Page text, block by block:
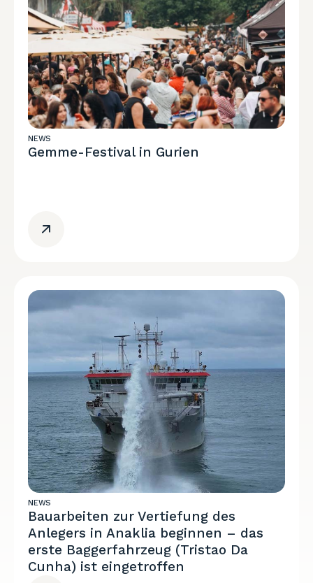
NEWS
Gemme-Festival in Gurien
NEWS
Bauarbeiten zur Vertiefung des
Anlegers in Anaklia beginnen – das
erste Baggerfahrzeug (Tristao Da
Cunha) ist eingetroffen